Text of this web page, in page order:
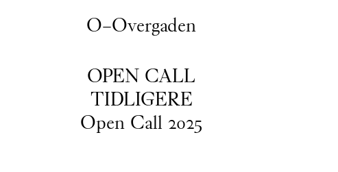
O–Overgaden
OPEN CALL
TIDLIGERE
Open Call 2025